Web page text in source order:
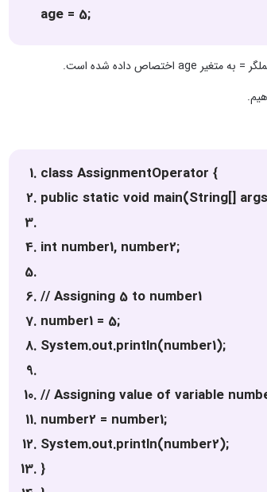
age = 5;
class AssignmentOperator {
public static void main(String[]
int number1, number2;
// Assigning 5 to number1
number1 = 5;
System.out.println(number1);
// Assigning value of variable
number2 = number1;
System.out.println(number2);
}